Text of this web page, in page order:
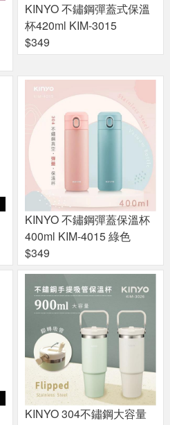
KINYO 不鏽鋼彈蓋式保溫
杯420ml KIM-3015
$349
KINYO 不鏽鋼彈蓋保溫杯
400ml KIM-4015 綠色
$349
KINYO 304不鏽鋼大容量